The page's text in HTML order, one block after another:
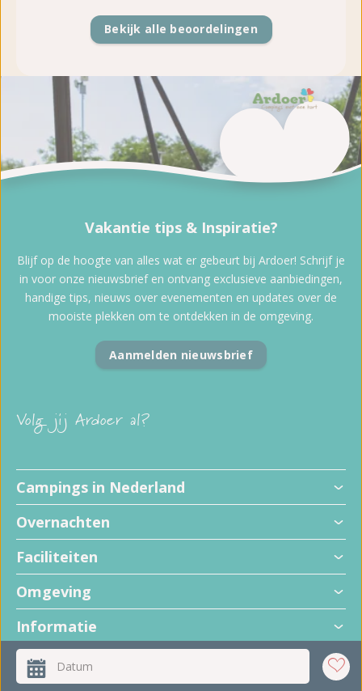
+
−
Datum
Bekijk alle beoordelingen
Volg jij Ardoer al?
Campings in Nederland
Overnachten
Faciliteiten
Omgeving
Informatie
Vakantie tips & Inspiratie?
Blijf op de hoogte van alles wat er gebeurt bij Ardoer! Schrijf je
in voor onze nieuwsbrief en ontvang exclusieve aanbiedingen,
handige tips, nieuws over evenementen en updates over de
mooiste plekken om te ontdekken in de omgeving.
Aanmelden nieuwsbrief